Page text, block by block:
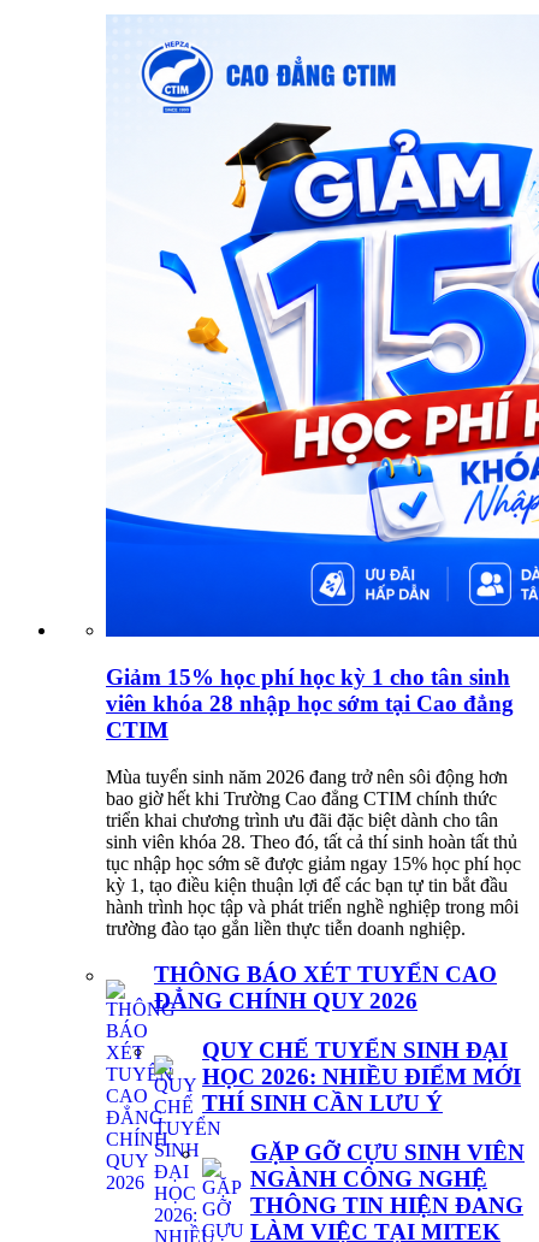
Giảm 15% học phí học kỳ 1 cho tân sinh
viên khóa 28 nhập học sớm tại Cao đẳng
CTIM
Mùa tuyển sinh năm 2026 đang trở nên sôi động hơn
bao giờ hết khi Trường Cao đẳng CTIM chính thức
triển khai chương trình ưu đãi đặc biệt dành cho tân
sinh viên khóa 28. Theo đó, tất cả thí sinh hoàn tất thủ
tục nhập học sớm sẽ được giảm ngay 15% học phí học
kỳ 1, tạo điều kiện thuận lợi để các bạn tự tin bắt đầu
hành trình học tập và phát triển nghề nghiệp trong môi
trường đào tạo gắn liền thực tiễn doanh nghiệp.
THÔNG BÁO XÉT TUYỂN CAO
ĐẲNG CHÍNH QUY 2026
QUY CHẾ TUYỂN SINH ĐẠI
HỌC 2026: NHIỀU ĐIỂM MỚI
THÍ SINH CẦN LƯU Ý
GẶP GỠ CỰU SINH VIÊN
NGÀNH CÔNG NGHỆ
THÔNG TIN HIỆN ĐANG
LÀM VIỆC TẠI MITEK